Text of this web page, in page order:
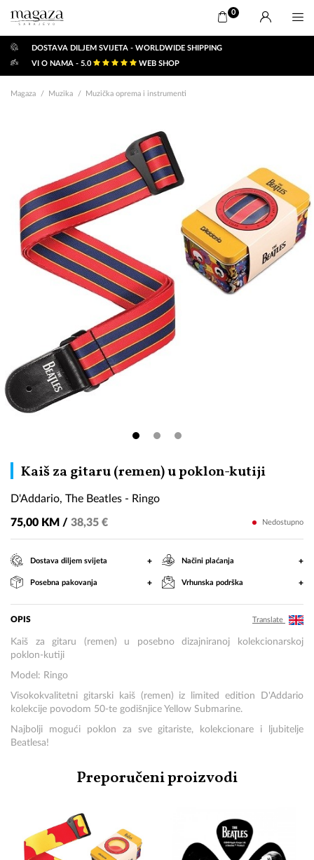
0
DOSTAVA DILJEM SVIJETA - WORLDWIDE SHIPPING
VI O NAMA - 5.0
WEB SHOP
Magaza Muzika Muzička oprema i instrumenti
Kaiš za gitaru (remen) u poklon-kutiji
-
Ringo
D'Addario, The Beatles - Ringo
75,00 KM / 38,35 € Nedostupno
Dostava diljem svijeta + Načini plaćanja +
Posebna pakovanja + Vrhunska podrška +
OPIS Translate
Kaiš za gitaru (remen) u posebno dizajniranoj kolekcionarskoj
poklon-kutiji
Model: Ringo
Visokokvalitetni gitarski kaiš (remen) iz limited edition D'Addario
kolekcije povodom 50-te godišnjice Yellow Submarine.
Najbolji mogući poklon za sve gitariste, kolekcionare i ljubitelje
Beatlesa!
Preporučeni proizvodi